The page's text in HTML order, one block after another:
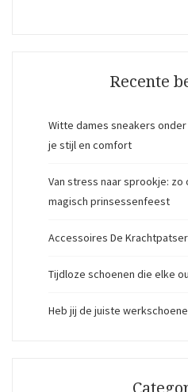
Recente
Witte dames sneakers
je stijl en comfort
Van stress naar sprookje: zo
magisch prinsessenfeest
Accessoires De
Tijdloze schoenen die elke
Heb jij de juiste